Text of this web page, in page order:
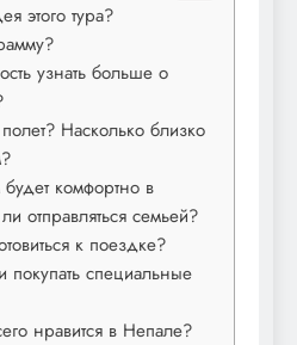
этого тура?
узнать больше о
Насколько близко
комфортно в
отправляться семьей?
к поездке?
покупать специальные
нравится в Непале?